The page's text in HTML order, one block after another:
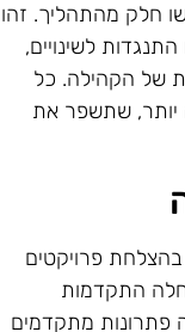
חלק מהתהליך. זהו
לשינויים,
של הקהילה. כל
יותר, שתשפר את
פרויקטים
התקדמות
פתרונות מתקדמים